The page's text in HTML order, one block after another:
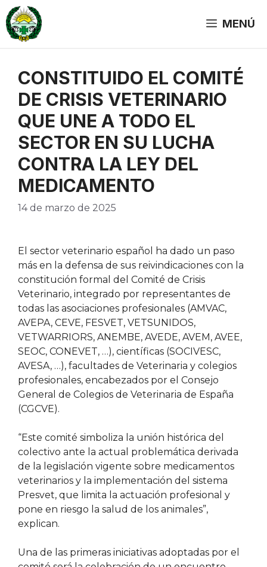
Saltar
al
contenido
MENÚ
CONSTITUIDO EL COMITÉ
DE CRISIS VETERINARIO
QUE UNE A TODO EL
SECTOR EN SU LUCHA
CONTRA LA LEY DEL
MEDICAMENTO
14 de marzo de 2025
El sector veterinario español ha dado un paso
más en la defensa de sus reivindicaciones con la
constitución formal del Comité de Crisis
Veterinario, integrado por representantes de
todas las asociaciones profesionales (AMVAC,
AVEPA, CEVE, FESVET, VETSUNIDOS,
VETWARRIORS, ANEMBE, AVEDE, AVEM, AVEE,
SEOC, CONEVET, …), científicas (SOCIVESC,
AVESA, …), facultades de Veterinaria y colegios
profesionales, encabezados por el Consejo
General de Colegios de Veterinaria de España
(CGCVE).
“Este comité simboliza la unión histórica del
colectivo ante la actual problemática derivada
de la legislación vigente sobre medicamentos
veterinarios y la implementación del sistema
Presvet, que limita la actuación profesional y
pone en riesgo la salud de los animales”,
explican.
Una de las primeras iniciativas adoptadas por el